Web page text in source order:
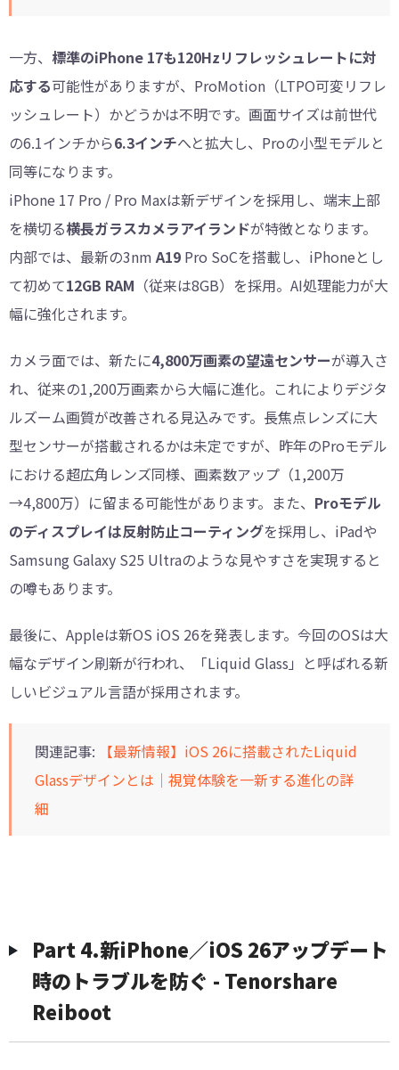
一方、 標準のiPhone 17も120Hzリフレッシュレートに対
応する可能性がありますが、ProMotion（LTPO可変リフレ
ッシュレート）かどうかは不明です。画面サイズは前世代
の6.1インチから6.3インチへと拡大し、Proの小型モデルと
同等になります。
iPhone 17 Pro / Pro Maxは新デザインを採用し、端末上部
を横切る横長ガラスカメラアイランドが特徴となります。
内部では、最新の3nmA19 Pro SoCを搭載し、iPhoneとし
て初めて12GB RAM （従来は8GB）を採用。AI処理能力が大
幅に強化されます。
カメラ面では、新たに4,800万画素の望遠センサーが導入さ
れ、従来の1,200万画素から大幅に進化。これによりデジタ
ルズーム画質が改善される見込みです。長焦点レンズに大
型センサーが搭載されるかは未定ですが、昨年のProモデル
における超広角レンズ同様、画素数アップ（1,200万
→4,800万）に留まる可能性があります。また、 Proモデル
のディスプレイは反射防止コーティングを採用し、iPadや
Samsung Galaxy S25 Ultraのような見やすさを実現すると
の噂もあります。
最後に、Appleは新OS iOS 26を発表します。今回のOSは大
幅なデザイン刷新が行われ、「Liquid Glass」と呼ばれる新
しいビジュアル言語が採用されます。
関連記事:
【最新情報】iOS 26に搭載されたLiquid
Glassデザインとは｜視覚体験を一新する進化の詳
細
Part 4.新iPhone／iOS 26アップデート
時のトラブルを防ぐ - Tenorshare
Reiboot